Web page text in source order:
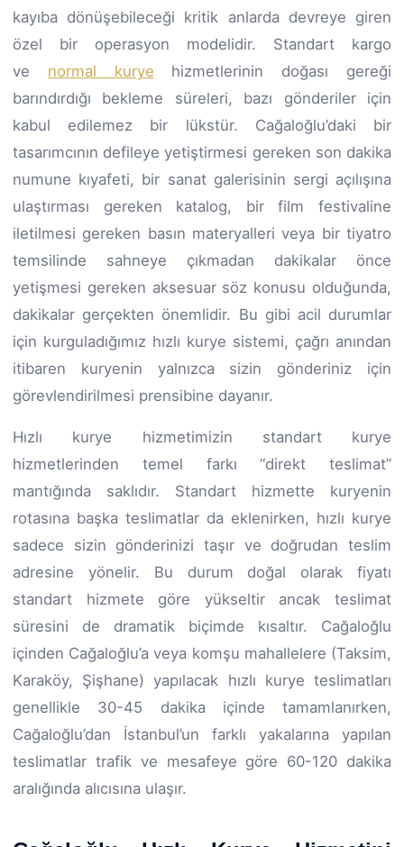
kayıba dönüşebileceği kritik anlarda devreye giren
özel bir operasyon modelidir. Standart kargo
ve normal kurye hizmetlerinin doğası gereği
barındırdığı bekleme süreleri, bazı gönderiler için
kabul edilemez bir lükstür. Cağaloğlu’daki bir
tasarımcının defileye yetiştirmesi gereken son dakika
numune kıyafeti, bir sanat galerisinin sergi açılışına
ulaştırması gereken katalog, bir film festivaline
iletilmesi gereken basın materyalleri veya bir tiyatro
temsilinde sahneye çıkmadan dakikalar önce
yetişmesi gereken aksesuar söz konusu olduğunda,
dakikalar gerçekten önemlidir. Bu gibi acil durumlar
için kurguladığımız hızlı kurye sistemi, çağrı anından
itibaren kuryenin yalnızca sizin gönderiniz için
görevlendirilmesi prensibine dayanır.
Hızlı kurye hizmetimizin standart kurye
hizmetlerinden temel farkı “direkt teslimat”
mantığında saklıdır. Standart hizmette kuryenin
rotasına başka teslimatlar da eklenirken, hızlı kurye
sadece sizin gönderinizi taşır ve doğrudan teslim
adresine yönelir. Bu durum doğal olarak fiyatı
standart hizmete göre yükseltir ancak teslimat
süresini de dramatik biçimde kısaltır. Cağaloğlu
içinden Cağaloğlu’a veya komşu mahallelere (Taksim,
Karaköy, Şişhane) yapılacak hızlı kurye teslimatları
genellikle 30-45 dakika içinde tamamlanırken,
Cağaloğlu’dan İstanbul’un farklı yakalarına yapılan
teslimatlar trafik ve mesafeye göre 60-120 dakika
aralığında alıcısına ulaşır.